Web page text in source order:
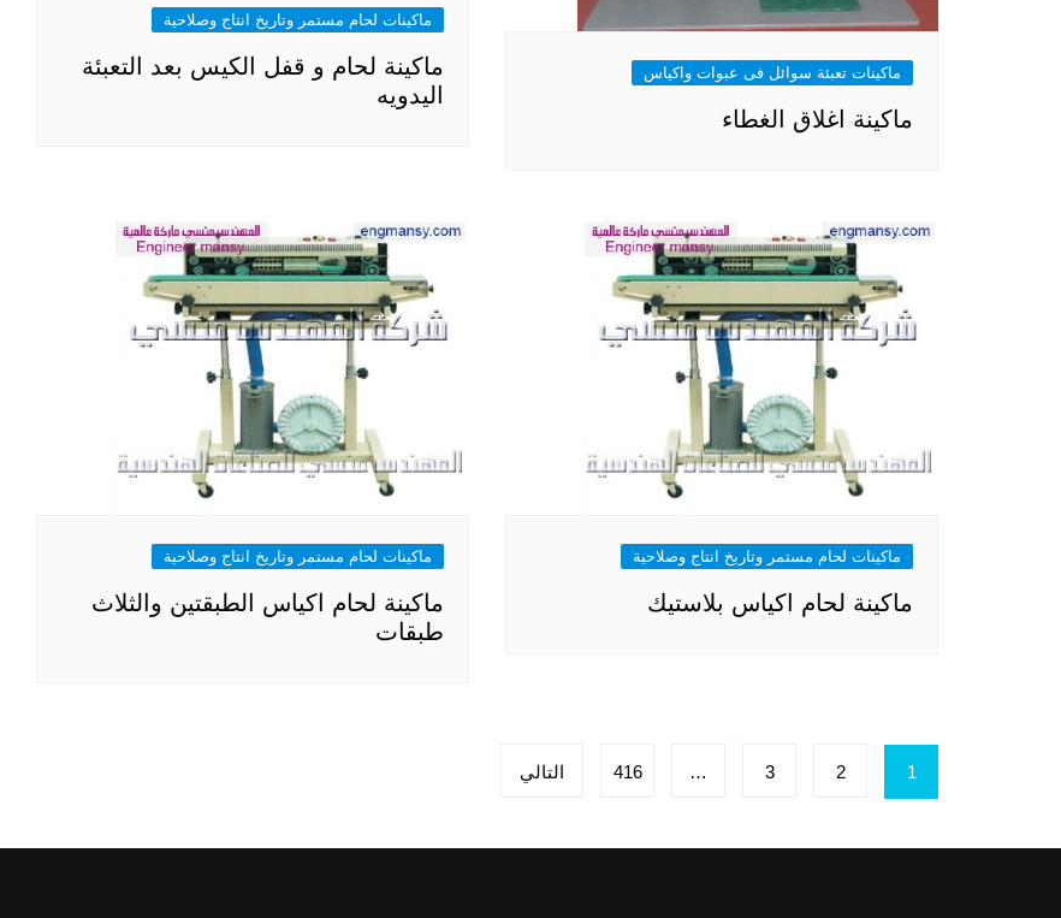
ماكينات تعبئة سوائل فى عبوات واكياس
ماكينة اغلاق الغطاء
ماكينات لحام مستمر وتاريخ انتاج وصلاحية
ماكينة لحام و قفل الكيس بعد التعبئة
اليدويه
ماكينات لحام مستمر وتاريخ انتاج وصلاحية
ماكينة لحام اكياس بلاستيك
ماكينات لحام مستمر وتاريخ انتاج وصلاحية
ماكينة لحام اكياس الطبقتين والثلاث
طبقات
تعدد
صفحات
المقالات
1
2
3
…
416 التالي